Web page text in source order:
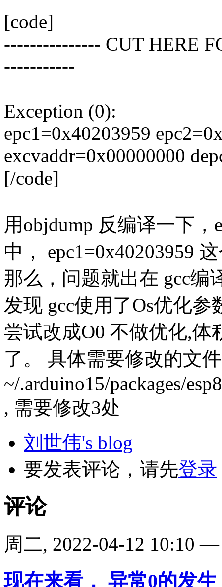
[code]
--------------- CUT HERE
-----------
Exception (0):
epc1=0x40203959
excvaddr=0x00000000
[/code]
用objdump 反编译一下
中， epc1=0x40203959
那么，问题就出在 gcc编
发现 gcc使用了Os优化
尝试改成O0 不做优化,
了。 具体需要修改的文
~/.arduino15/packages/
, 需要修改3处
刘世伟's blog
要发表评论，请先登录
评论
周二, 2022-04-12 10:10
现在来看， 异常0的发